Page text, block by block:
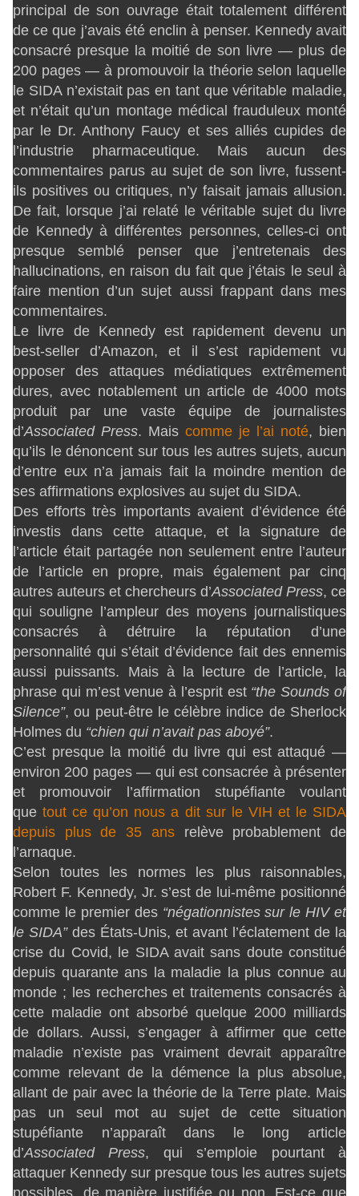
principal de son ouvrage était totalement différent
de ce que j’avais été enclin à penser. Kennedy avait
consacré presque la moitié de son livre — plus de
200 pages — à promouvoir la théorie selon laquelle
le SIDA n’existait pas en tant que véritable maladie,
et n’était qu’un montage médical frauduleux monté
par le Dr. Anthony Faucy et ses alliés cupides de
l’industrie pharmaceutique. Mais aucun des
commentaires parus au sujet de son livre, fussent-
ils positives ou critiques, n’y faisait jamais allusion.
De fait, lorsque j’ai relaté le véritable sujet du livre
de Kennedy à différentes personnes, celles-ci ont
presque semblé penser que j’entretenais des
hallucinations, en raison du fait que j’étais le seul à
faire mention d’un sujet aussi frappant dans mes
commentaires.
Le livre de Kennedy est rapidement devenu un
best-seller d’Amazon, et il s’est rapidement vu
opposer des attaques médiatiques extrêmement
dures, avec notablement un article de 4000 mots
produit par une vaste équipe de journalistes
d’Associated Press. Mais comme je l’ai noté, bien
qu’ils le dénoncent sur tous les autres sujets, aucun
d’entre eux n’a jamais fait la moindre mention de
ses affirmations explosives au sujet du SIDA.
Des efforts très importants avaient d’évidence été
investis dans cette attaque, et la signature de
l’article était partagée non seulement entre l’auteur
de l’article en propre, mais également par cinq
autres auteurs et chercheurs d’Associated Press, ce
qui souligne l’ampleur des moyens journalistiques
consacrés à détruire la réputation d’une
personnalité qui s’était d’évidence fait des ennemis
aussi puissants. Mais à la lecture de l’article, la
phrase qui m’est venue à l’esprit est “the Sounds of
Silence”, ou peut-être le célèbre indice de Sherlock
Holmes du “chien qui n’avait pas aboyé”.
C’est presque la moitié du livre qui est attaqué —
environ 200 pages — qui est consacrée à présenter
et promouvoir l’affirmation stupéfiante voulant
que tout ce qu’on nous a dit sur le VIH et le SIDA
depuis plus de 35 ans
relève probablement de
l’arnaque.
Selon toutes les normes les plus raisonnables,
Robert F. Kennedy, Jr. s’est de lui-même positionné
comme le premier des “négationnistes sur le HIV et
le SIDA” des États-Unis, et avant l’éclatement de la
crise du Covid, le SIDA avait sans doute constitué
depuis quarante ans la maladie la plus connue au
monde ; les recherches et traitements consacrés à
cette maladie ont absorbé quelque 2000 milliards
de dollars. Aussi, s’engager à affirmer que cette
maladie n’existe pas vraiment devrait apparaître
comme relevant de la démence la plus absolue,
allant de pair avec la théorie de la Terre plate. Mais
pas un seul mot au sujet de cette situation
stupéfiante n’apparaît dans le long article
d’Associated Press, qui s’emploie pourtant à
attaquer Kennedy sur presque tous les autres sujets